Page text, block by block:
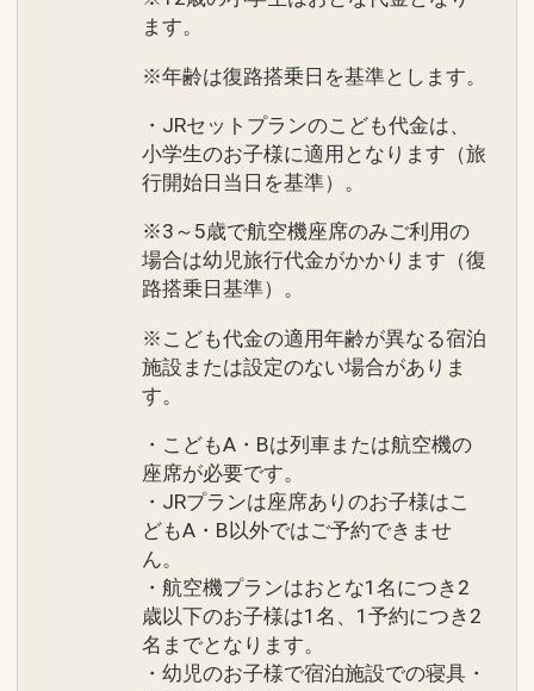
ます。
※年齢は復路搭乗日を基準とします。
・JRセットプランのこども代金は、
小学生のお子様に適用となります（旅
行開始日当日を基準）。
※3～5歳で航空機座席のみご利用の
場合は幼児旅行代金がかかります（復
路搭乗日基準）。
※こども代金の適用年齢が異なる宿泊
施設または設定のない場合がありま
す。
・こどもA・Bは列車または航空機の
座席が必要です。
・JRプランは座席ありのお子様はこ
どもA・B以外ではご予約できませ
ん。
・航空機プランはおとな1名につき2
歳以下のお子様は1名、1予約につき2
名までとなります。
・幼児のお子様で宿泊施設での寝具・